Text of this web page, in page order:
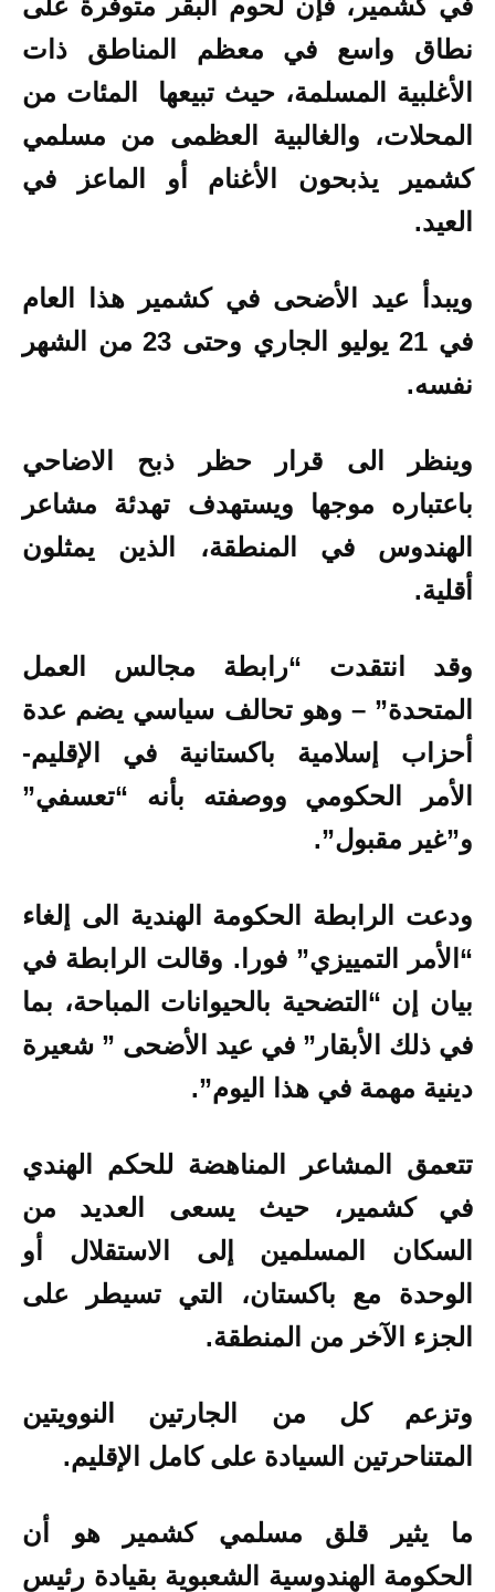
في كشمير، فإن لحوم البقر متوفرة على
نطاق واسع في معظم المناطق ذات
الأغلبية المسلمة، حيث تبيعها المئات من
المحلات، والغالبية العظمى من مسلمي
كشمير يذبحون الأغنام أو الماعز في
العيد.
ويبدأ عيد الأضحى في كشمير هذا العام
في 21 يوليو الجاري وحتى 23 من الشهر
نفسه.
وينظر الى قرار حظر ذبح الاضاحي
باعتباره موجها ويستهدف تهدئة مشاعر
الهندوس في المنطقة، الذين يمثلون
أقلية.
وقد انتقدت “رابطة مجالس العمل
المتحدة” – وهو تحالف سياسي يضم عدة
أحزاب إسلامية باكستانية في الإقليم-
الأمر الحكومي ووصفته بأنه “تعسفي”
و”غير مقبول”.
ودعت الرابطة الحكومة الهندية الى إلغاء
“الأمر التمييزي” فورا. وقالت الرابطة في
بيان إن “التضحية بالحيوانات المباحة، بما
في ذلك الأبقار” في عيد الأضحى ” شعيرة
دينية مهمة في هذا اليوم”.
تتعمق المشاعر المناهضة للحكم الهندي
في كشمير، حيث يسعى العديد من
السكان المسلمين إلى الاستقلال أو
الوحدة مع باكستان، التي تسيطر على
الجزء الآخر من المنطقة.
وتزعم كل من الجارتين النوويتين
المتناحرتين السيادة على كامل الإقليم.
ما يثير قلق مسلمي كشمير هو أن
الحكومة الهندوسية الشعبوية بقيادة رئيس